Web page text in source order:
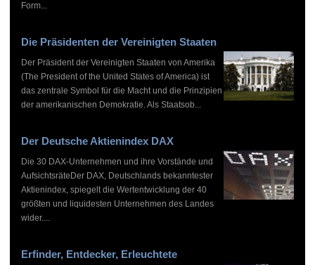
Form...
Die Präsidenten der Vereinigten Staaten
Der Präsident der Vereinigten Staaten von Amerika
(The President of the United States of America) ist
das zentrale Symbol für die Macht und die Prinzipien
der amerikanischen Demokratie. Als Staatsob...
Der Deutsche Aktienindex DAX
Die 30 DAX-Unternehmen und ihre Vorstände und
AufsichtsräteDer DAX, Deutschlands bekanntester
Aktienindex, spiegelt die Wertentwicklung der 40
größten und liquidesten Unternehmen des Landes
wider....
Erfinder, Entdecker, Erleuchtete